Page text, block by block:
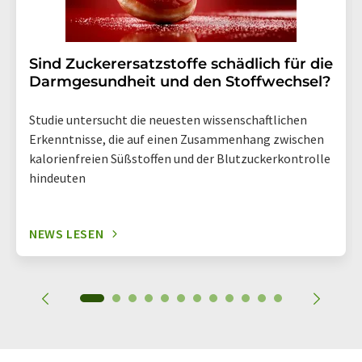
Sind Zuckerersatzstoffe schädlich für die
Darmgesundheit und den Stoffwechsel?
Studie untersucht die neuesten wissenschaftlichen
Erkenntnisse, die auf einen Zusammenhang zwischen
kalorienfreien Süßstoffen und der Blutzuckerkontrolle
hindeuten
NEWS LESEN